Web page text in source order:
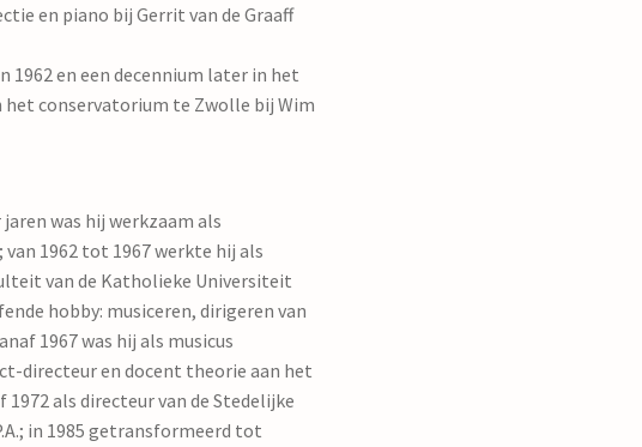
en piano bij Gerrit van de Graaff
en een decennium later in het
het conservatorium te Zwolle bij Wim
was hij werkzaam als
1962 tot 1967 werkte hij als
van de Katholieke Universiteit
hobby: musiceren, dirigeren van
1967 was hij als musicus
directeur en docent theorie aan het
als directeur van de Stedelijke
in 1985 getransformeerd tot